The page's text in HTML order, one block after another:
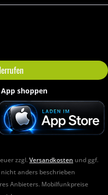
shoppen
zzgl.Versandkosten und ggf.
anders beschrieben
Anbieters. Mobilfunkpreise